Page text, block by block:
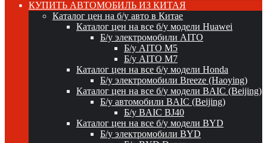
КУПИТЬ АВТОМОБИЛЬ ИЗ КИТАЯ
Каталог цен на б/у авто в Китае
Каталог цен на все б/у модели Huawei
Б/у электромобили AITO
Б/у AITO M5
Б/у AITO M7
Каталог цен на все б/у модели Honda
Б/у электромобили Breeze (Haoying)
Каталог цен на все б/у модели BAIC (Beijing)
Б/у автомобили BAIC (Beijing)
Б/у BAIC BJ40
Каталог цен на все б/у модели BYD
Б/у электромобили BYD